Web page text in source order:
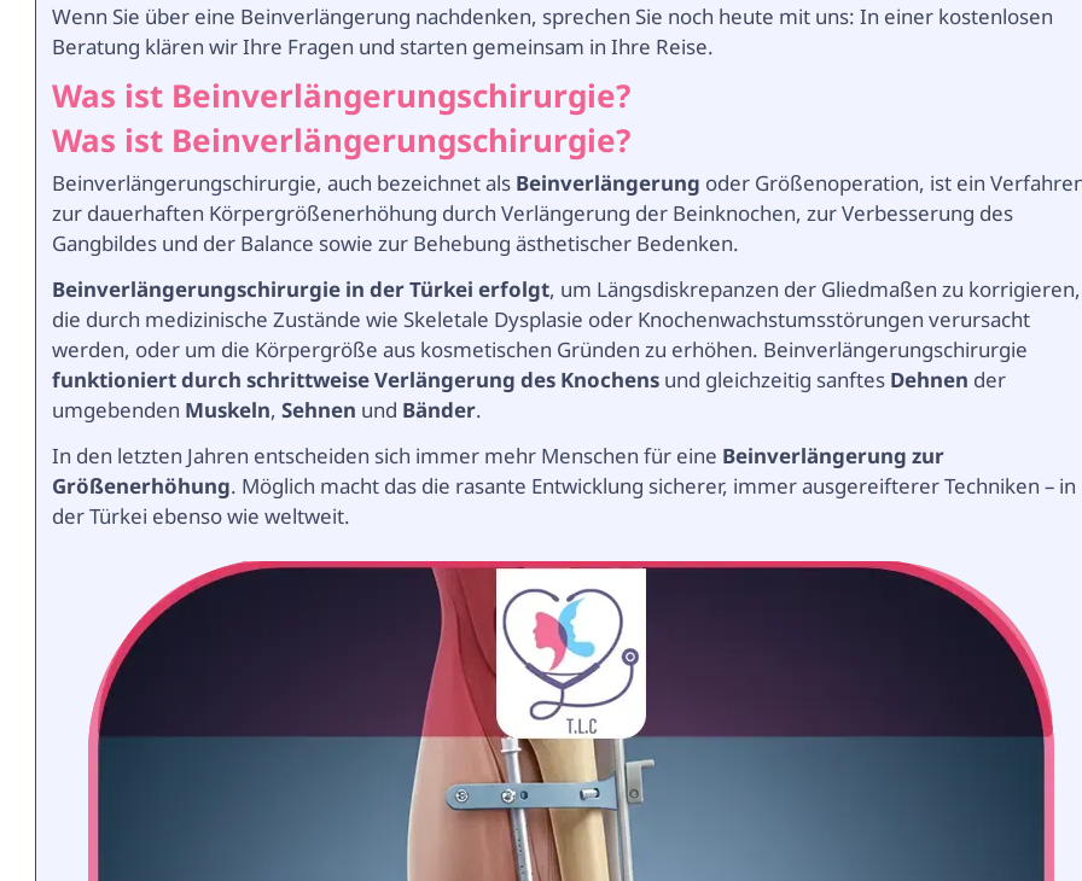
Wenn Sie über eine Beinverlängerung nachdenken, sprechen Sie noch heute mit uns: In einer kostenlosen
Beratung klären wir Ihre Fragen und starten gemeinsam in Ihre Reise.
Was ist Beinverlängerungschirurgie?
Was ist Beinverlängerungschirurgie?
Beinverlängerungschirurgie, auch bezeichnet als Beinverlängerung oder Größenoperation, ist ein
zur dauerhaften Körpergrößenerhöhung durch Verlängerung der Beinknochen, zur Verbesserung des
Gangbildes und der Balance sowie zur Behebung ästhetischer Bedenken.
Beinverlängerungschirurgie in der Türkeierfolgt, um Längsdiskrepanzen der Gliedmaßen zu korrigieren,
die durch medizinische Zustände wie Skeletale Dysplasie oder Knochenwachstumsstörungen verursacht
werden, oder um die Körpergröße aus kosmetischen Gründen zu erhöhen. Beinverlängerungschirurgie
funktioniert durch schrittweise Verlängerung des Knochens und gleichzeitig sanftes Dehnen der
umgebenden Muskeln,Sehnen und Bänder.
In den letzten Jahren entscheiden sich immer mehr Menschen für eine Beinverlängerung zur
Größenerhöhung. Möglich macht das die rasante Entwicklung sicherer, immer ausgereifterer Techniken – in
der Türkei ebenso wie weltweit.